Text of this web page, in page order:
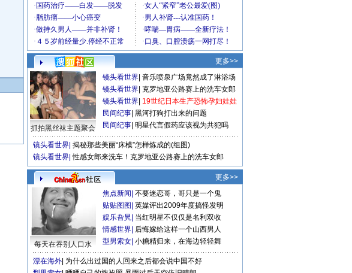
更多>>
抓拍黑丝袜主题聚会
镜头看世界 音乐喷泉广场竟然成了淋浴场
镜头看世界 克罗地亚公路赛上的洗车女郎
镜头看世界 19世纪日本生产恐怖孕妇娃娃
民间纪事 黑河打狗打出来的问题
民间纪事 明星代言假药应该视为共犯吗
镜头看世界 揭秘那些美丽“床模”怎样炼成的(组图)
镜头看世界 性感女郎来洗车！克罗地亚公路赛上的洗车女郎
更多>>
每天在吞别人口水
焦点新闻 不要迷恋哥，哥只是一个鬼
贴贴图图 英媒评出2009年度搞怪发明
娱乐旮旯 当红明星不仅仅是名利双收
情感世界 后悔嫁给这样一个山西男人
型男索女 小糖精归来，在海边轻轻舞
漂在海外 为什么出过国的人回来之后都会说中国不好